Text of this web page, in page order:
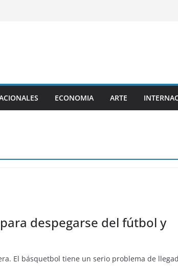
ECONOMIA ARTE
despegarse del fútbol y
El básquetbol tiene un serio problema de